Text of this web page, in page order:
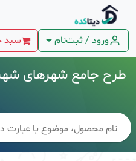
ورود / ثبت‌نام سبد
طرح جامع شهرهای